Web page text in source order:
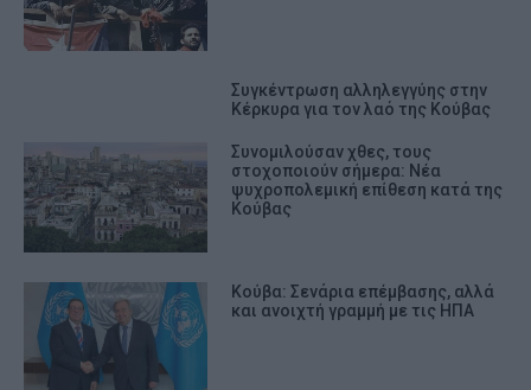
Συγκέντρωση αλληλεγγύης στην
Κέρκυρα για τον λαό της Κούβας
Συνομιλούσαν χθες, τους
στοχοποιούν σήμερα: Νέα
ψυχροπολεμική επίθεση κατά της
Κούβας
Κούβα: Σενάρια επέμβασης, αλλά
και ανοιχτή γραμμή με τις ΗΠΑ